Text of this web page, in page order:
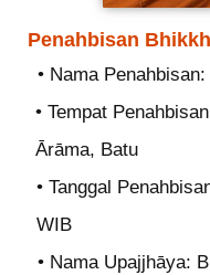
Penahbisan
• Nama
• Tempat
Ārāma, Batu
• Tanggal
WIB
• Nama Upajjhāya: